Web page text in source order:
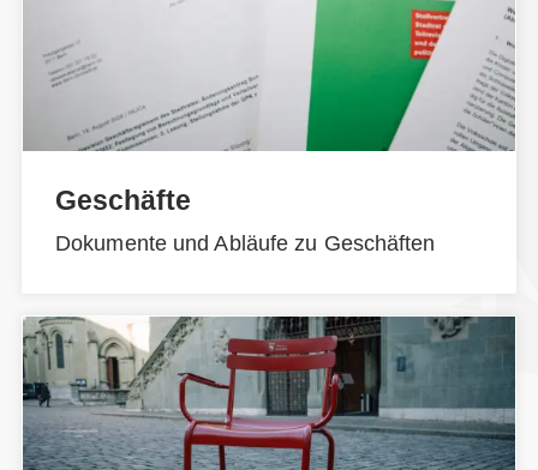
Geschäfte
Dokumente und Abläufe zu Geschäften